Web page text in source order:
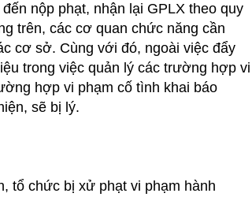
nộp phạt, nhận lại GPLX theo quy
trên, các cơ quan chức năng cần
cơ sở. Cùng với đó, ngoài việc đẩy
trong việc quản lý các trường hợp vi
hợp vi phạm cố tình khai báo
sẽ bị lý.
tổ chức bị xử phạt vi phạm hành